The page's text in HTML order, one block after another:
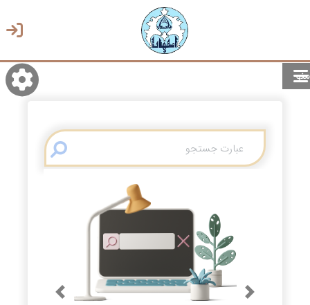
منو
انتخاب زبان
Previous Next